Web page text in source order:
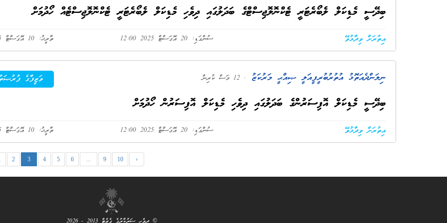
ބިދޭސީ މެޑިކަލް ލެބޯރެޓަރީ ޓެކްނޮލޮޖިސްޓްގެ ބަދަލުގައި ދިވެހި މެޑިކަލް ލެބޯރެޓަރީ ޓެކްނޮލޮޖިސްޓެއް ހޯދުމަށް
ތާރީޚު: 10 އޮގަސްޓް 2025 ސުންގަޑި: 20 އޮގަސްޓް 2025 12:00 އިތުރަށް ވިދާޅުވޭ
ވަޒީފާގެ ނިލަންދެއަތޮޅު އުތުރުބުރީ ފީއަލީ ޞިއްޙީ މަރުކަޒު . 12 މަސް ކުރިން
ބިދޭސީ މެޑިކަލް އޮފިސަރުންގެ ބަދަލުގައި ދިވެހި މެޑިކަލް އޮފިސަރުން ހޯދުމަށް
ތާރީޚު: 10 އޮގަސްޓް 2025 ސުންގަޑި: 20 އޮގަސްޓް 2025 12:00 އިތުރަށް ވިދާޅުވޭ
2 3 4 5 6 ... 9 10 ›
© ދިވެހި ސަރުކާރުގެ ގެޒެޓް 2013 - 2026